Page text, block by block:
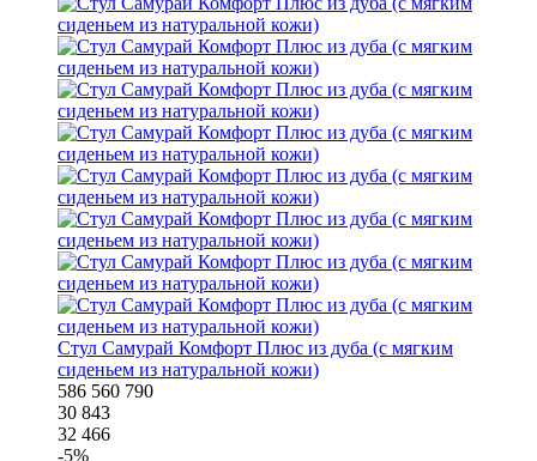
Стул Самурай Комфорт Плюс из дуба (с мягким
сиденьем из натуральной кожи)
586 560 790
30 843
32 466
-5%